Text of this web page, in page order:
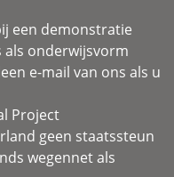
een demonstratie
als onderwijsvorm
e-mail van ons als u
Project
geen staatssteun
wegennet als